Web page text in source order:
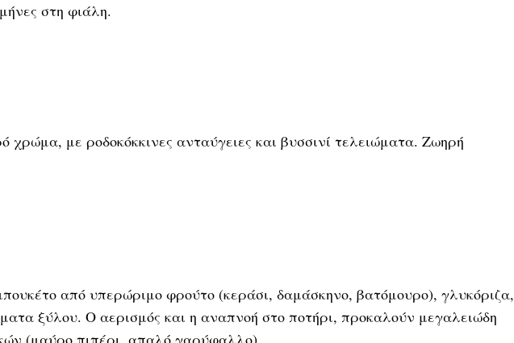
στη φιάλη.
με ροδοκόκκινες ανταύγειες και βυσσινί τελειώματα. Ζωηρή
από υπερώριμο φρούτο (κεράσι, δαμάσκηνο, βατόμουρο), γλυκόριζα,
ξύλου. Ο αερισμός και η αναπνοή στο ποτήρι, προκαλούν μεγαλειώδη
(μαύρο πιπέρι, απαλό γαρύφαλλο).